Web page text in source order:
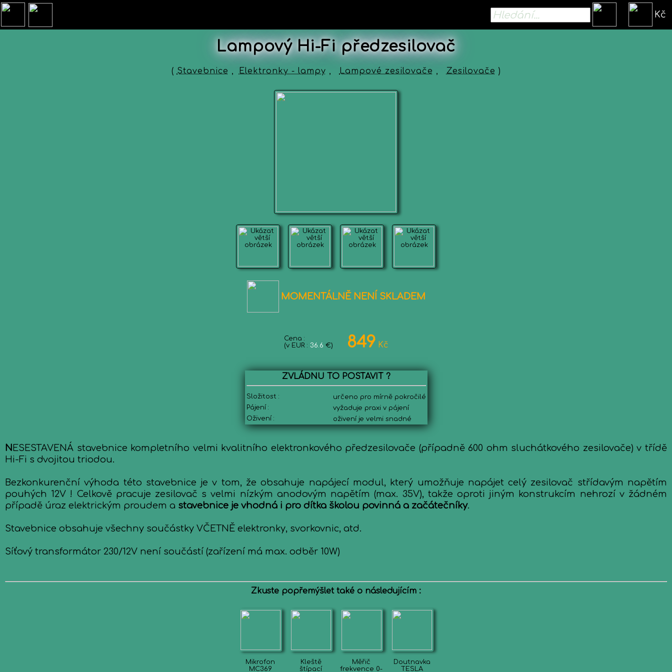
Kč
Lampový Hi-Fi předzesilovač
( Stavebnice , Elektronky - lampy , Lampové zesilovače , Zesilovače )
MOMENTÁLNĚ NENÍ SKLADEM
Cena :
(v EUR : 36.6 €) 849 Kč
ZVLÁDNU TO POSTAVIT ?
Složitost :
určeno pro mírně pokročilé
Pájení :
vyžaduje praxi v pájení
Oživení :
oživení je velmi snadné
N ESESTAVENÁ stavebnice kompletního velmi kvalitního elektronkového předzesilovače (případně 600 ohm sluchátkového zesilovače) v třídě
Hi-Fi s dvojitou triodou.
Bezkonkurenční výhoda této stavebnice je v tom, že obsahuje napájecí modul, který umožňuje napájet celý zesilovač střídavým napětím
pouhých 12V ! Celkově pracuje zesilovač s velmi nízkým anodovým napětím (max. 35V), takže oproti jiným konstrukcím nehrozí v žádném
případě úraz elektrickým proudem a stavebnice je vhodná i pro dítka školou povinná a začátečníky.
Stavebnice obsahuje všechny součástky VČETNĚ elektronky, svorkovnic, atd.
Síťový transformátor 230/12V není součástí (zařízení má max. odběr 10W)
Zkuste popřemýšlet také o následujícím :
Mikrofon
MC369
Kleště
štípací
Měřič
frekvence 0-
Doutnavka
TESLA